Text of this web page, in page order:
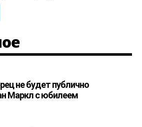
не будет публично
Маркл с юбилеем